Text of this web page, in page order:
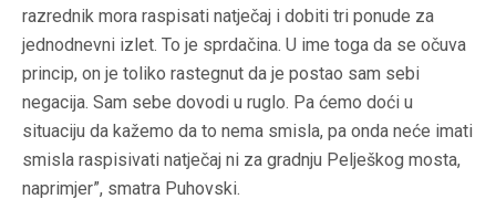
razrednik mora raspisati natječaj i dobiti tri ponude za
jednodnevni izlet. To je sprdačina. U ime toga da se očuva
princip, on je toliko rastegnut da je postao sam sebi
negacija. Sam sebe dovodi u ruglo. Pa ćemo doći u
situaciju da kažemo da to nema smisla, pa onda neće imati
smisla raspisivati natječaj ni za gradnju Pelješkog mosta,
naprimjer”, smatra Puhovski.